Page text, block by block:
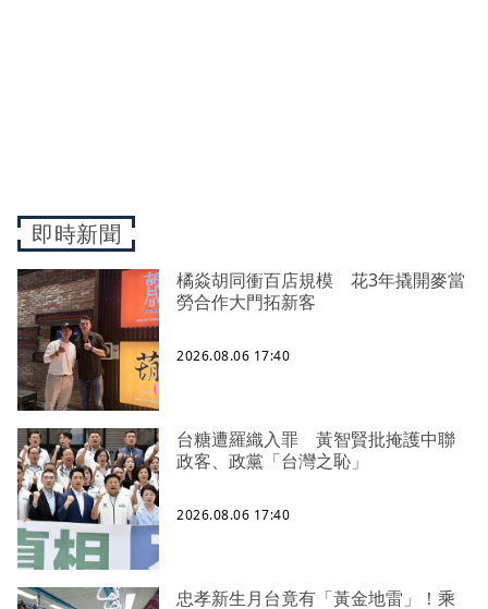
即時新聞
橘焱胡同衝百店規模 花3年撬開麥當
勞合作大門拓新客
2026.08.06 17:40
台糖遭羅織入罪 黃智賢批掩護中聯
政客、政黨「台灣之恥」
2026.08.06 17:40
忠孝新生月台竟有「黃金地雷」！乘